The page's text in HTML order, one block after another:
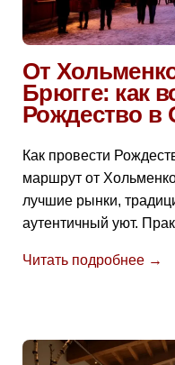
От
Брюгге: как
Рождество в
Как провести
маршрут от
лучшие рынки,
аутентичный уют.
Читать подробнее →